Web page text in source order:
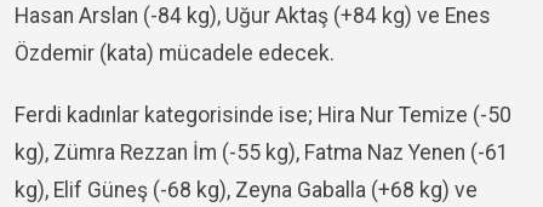
Hasan Arslan (-84 kg), Uğur Aktaş (+84 kg) ve Enes
Özdemir (kata) mücadele edecek.
Ferdi kadınlar kategorisinde ise; Hira Nur Temize (-50
kg), Zümra Rezzan İm (-55 kg), Fatma Naz Yenen (-61
kg), Elif Güneş (-68 kg), Zeyna Gaballa (+68 kg) ve